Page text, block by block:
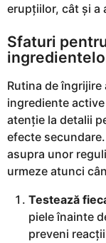
erupțiilor, cât și a
Sfaturi
Rutina de
ingrediente
atenție la detalii
efecte
asupra unor
urmeze atunci
Testează
piele înainte
preveni